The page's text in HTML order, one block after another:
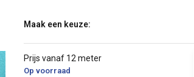
Maak een keuze:
Prijs vanaf 12 meter
Op voorraad